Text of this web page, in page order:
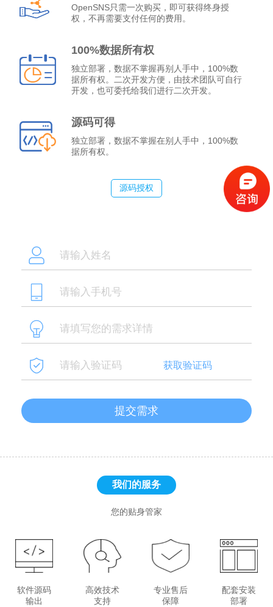
OpenSNS只需一次购买，即可获得终身授
权，不再需要支付任何的费用。
100%数据所有权
独立部署，数据不掌握再别人手中，100%数
据所有权。二次开发方便，由技术团队可自行
开发，也可委托给我们进行二次开发。
源码可得
独立部署，数据不掌握在别人手中，100%数
据所有权。
源码授权
获取验证码
提交需求
我们的服务
您的贴身管家
软件源码
输出
高效技术
支持
专业售后
保障
配套安装
部署